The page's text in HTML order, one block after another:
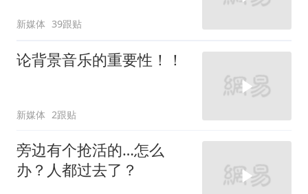
新媒体 39跟贴
论背景音乐的重要性！！
新媒体 2跟贴
旁边有个抢活的…怎么
办？人都过去了？